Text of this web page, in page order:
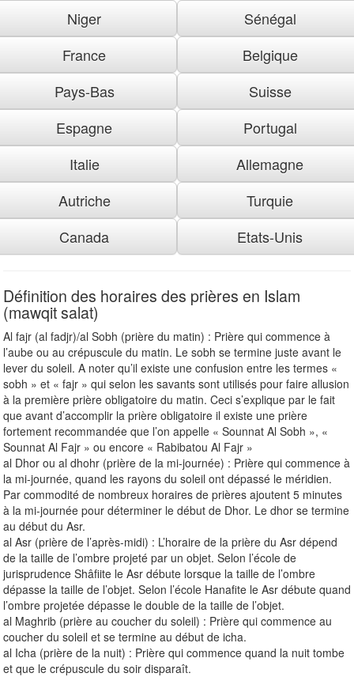
Niger
Sénégal
France
Belgique
Pays-Bas
Suisse
Espagne
Portugal
Italie
Allemagne
Autriche
Turquie
Canada
Etats-Unis
Définition des horaires des prières en Islam
(mawqit salat)
Al fajr (al fadjr)/al Sobh (prière du matin) : Prière qui commence à
l’aube ou au crépuscule du matin. Le sobh se termine juste avant le
lever du soleil. A noter qu’il existe une confusion entre les termes «
sobh » et « fajr » qui selon les savants sont utilisés pour faire allusion
à la première prière obligatoire du matin. Ceci s’explique par le fait
que avant d’accomplir la prière obligatoire il existe une prière
fortement recommandée que l’on appelle « Sounnat Al Sobh », «
Sounnat Al Fajr » ou encore « Rabibatou Al Fajr »
al Dhor ou al dhohr (prière de la mi-journée) : Prière qui commence à
la mi-journée, quand les rayons du soleil ont dépassé le méridien.
Par commodité de nombreux horaires de prières ajoutent 5 minutes
à la mi-journée pour déterminer le début de Dhor. Le dhor se termine
au début du Asr.
al Asr (prière de l’après-midi) : L’horaire de la prière du Asr dépend
de la taille de l’ombre projeté par un objet. Selon l’école de
jurisprudence Shâfiite le Asr débute lorsque la taille de l’ombre
dépasse la taille de l’objet. Selon l’école Hanafite le Asr débute quand
l’ombre projetée dépasse le double de la taille de l’objet.
al Maghrib (prière au coucher du soleil) : Prière qui commence au
coucher du soleil et se termine au début de icha.
al Icha (prière de la nuit) : Prière qui commence quand la nuit tombe
et que le crépuscule du soir disparaît.